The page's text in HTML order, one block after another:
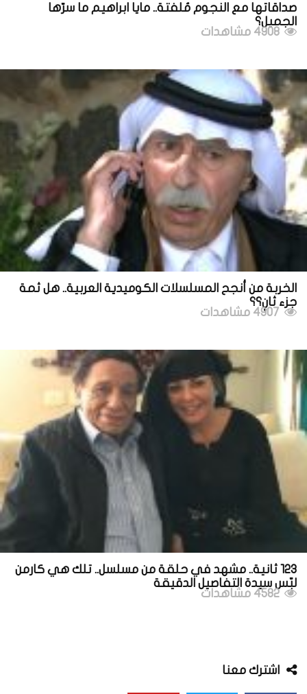
صداقاتها مع النجوم مُلفتة.. مايا ابراهيم ما سرّها
الجميل؟
الخربة من أنجح المسلسلات الكوميدية العربية.. هل ثمة
جزء ثانٍ؟؟
123 ثانية.. مشهد في حلقة من مسلسل.. تلك هي كارمن
لبّس سيدة التفاصيل الدقيقة
4582 مشاهدات
اشترك معنا